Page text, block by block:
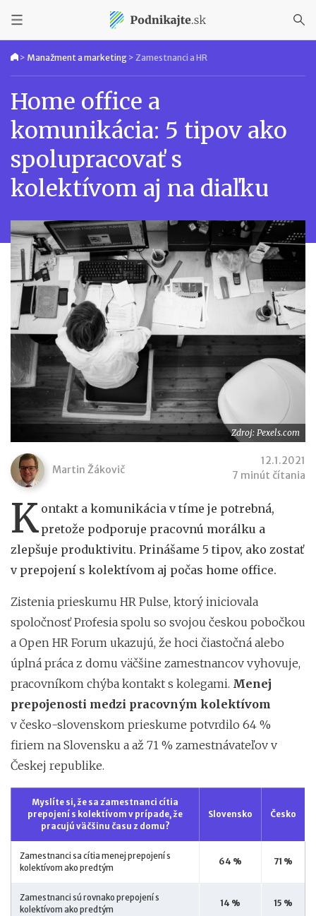
> Manažment a marketing > Zamestnanci a HR
Home office a
komunikácia: 5 tipov ako
spolupracovať s
kolektívom aj na diaľku
Zdroj: Pexels.com
Martin Žákovič
12.1.2021
7 minút čítania
K ontakt a komunikácia v tíme je potrebná,
pretože podporuje pracovnú morálku a
zlepšuje produktivitu. Prinášame 5 tipov, ako zostať
v prepojení s kolektívom aj počas home office.
Zistenia prieskumu HR Pulse, ktorý iniciovala
spoločnosť Profesia spolu so svojou českou pobočkou
a Open HR Forum ukazujú, že hoci čiastočná alebo
úplná práca z domu väčšine zamestnancov vyhovuje,
pracovníkom chýba kontakt s kolegami. Menej
prepojenosti medzi pracovným kolektívom
v česko-slovenskom prieskume potvrdilo 64 %
firiem na Slovensku a až 71 % zamestnávateľov v
Českej republike.
Myslíte si, že sa zamestnanci cítia
prepojení s kolektívom v prípade, že
pracujú väčšinu času z domu?
Slovensko Česko
Zamestnanci sa cítia menej prepojení s
kolektívom ako predtým
64 % 71 %
Zamestnanci sú rovnako prepojení s
kolektívom ako predtým
14 % 15 %